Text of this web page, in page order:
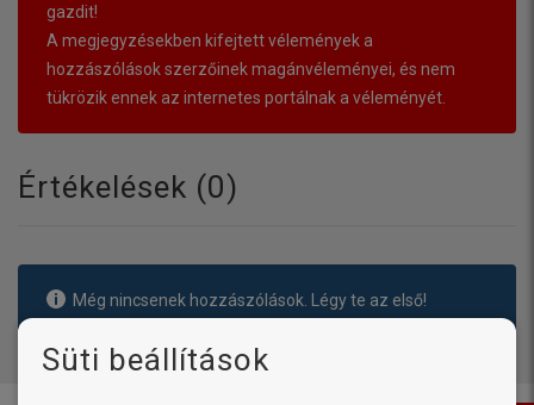
gazdit!
A megjegyzésekben kifejtett vélemények a
hozzászólások szerzőinek magánvéleményei, és nem
tükrözik ennek az internetes portálnak a véleményét.
Értékelések (0)
Még nincsenek hozzászólások. Légy te az első!
Süti beállítások